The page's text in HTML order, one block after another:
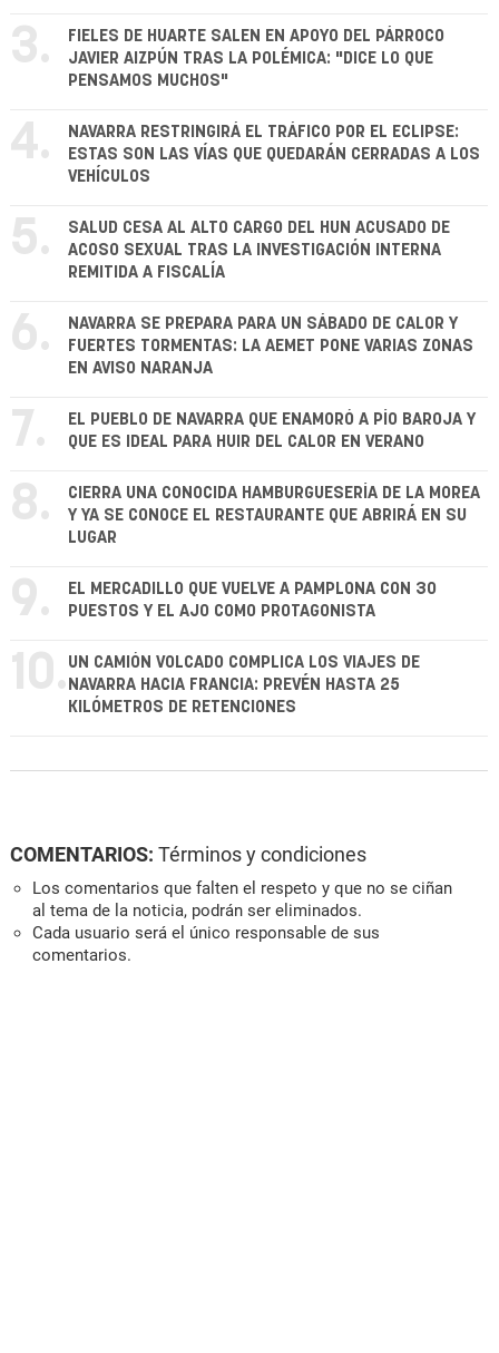
3.
FIELES DE HUARTE SALEN EN APOYO DEL PÁRROCO
JAVIER AIZPÚN TRAS LA POLÉMICA: "DICE LO QUE
PENSAMOS MUCHOS"
4.
NAVARRA RESTRINGIRÁ EL TRÁFICO POR EL ECLIPSE:
ESTAS SON LAS VÍAS QUE QUEDARÁN CERRADAS A LOS
VEHÍCULOS
5.
SALUD CESA AL ALTO CARGO DEL HUN ACUSADO DE
ACOSO SEXUAL TRAS LA INVESTIGACIÓN INTERNA
REMITIDA A FISCALÍA
6.
NAVARRA SE PREPARA PARA UN SÁBADO DE CALOR Y
FUERTES TORMENTAS: LA AEMET PONE VARIAS ZONAS
EN AVISO NARANJA
7.
EL PUEBLO DE NAVARRA QUE ENAMORÓ A PÍO BAROJA Y
QUE ES IDEAL PARA HUIR DEL CALOR EN VERANO
8.
CIERRA UNA CONOCIDA HAMBURGUESERÍA DE LA MOREA
Y YA SE CONOCE EL RESTAURANTE QUE ABRIRÁ EN SU
LUGAR
9.
EL MERCADILLO QUE VUELVE A PAMPLONA CON 30
PUESTOS Y EL AJO COMO PROTAGONISTA
10. UN CAMIÓN VOLCADO COMPLICA LOS VIAJES DE
NAVARRA HACIA FRANCIA: PREVÉN HASTA 25
KILÓMETROS DE RETENCIONES
COMENTARIOS: Términos y condiciones
Los comentarios que falten el respeto y que no se ciñan
al tema de la noticia, podrán ser eliminados.
Cada usuario será el único responsable de sus
comentarios.